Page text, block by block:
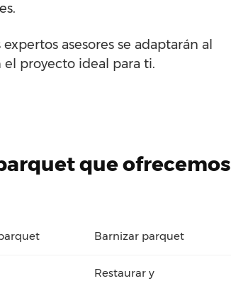
asesores se adaptarán al
proyecto ideal para ti.
que ofrecemos
Barnizar parquet
Restaurar y